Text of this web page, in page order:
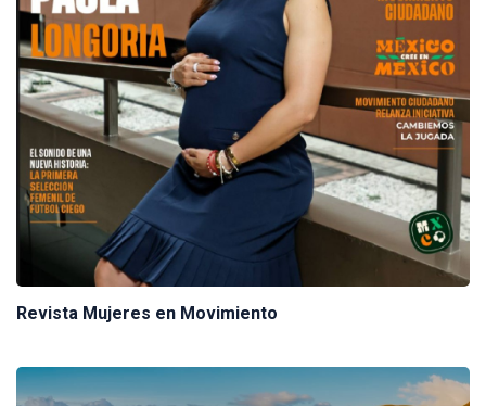
Revista Mujeres en Movimiento